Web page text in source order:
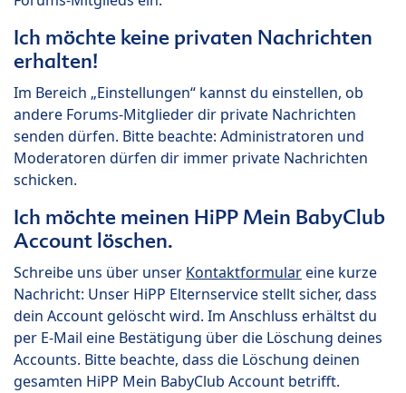
Ich möchte keine privaten Nachrichten
erhalten!
Im Bereich „Einstellungen“ kannst du einstellen, ob
andere Forums-Mitglieder dir private Nachrichten
senden dürfen. Bitte beachte: Administratoren und
Moderatoren dürfen dir immer private Nachrichten
schicken.
Ich möchte meinen HiPP Mein BabyClub
Account löschen.
Schreibe uns über unser Kontaktformulareine kurze
Nachricht: Unser HiPP Elternservice stellt sicher, dass
dein Account gelöscht wird. Im Anschluss erhältst du
per E-Mail eine Bestätigung über die Löschung deines
Accounts. Bitte beachte, dass die Löschung deinen
gesamten HiPP Mein BabyClub Account betrifft.